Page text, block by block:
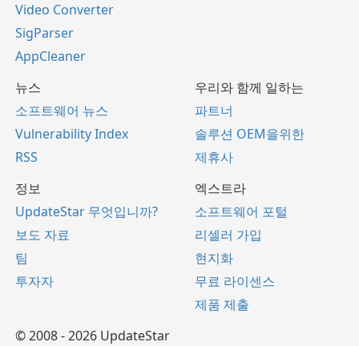
Video Converter
SigParser
AppCleaner
뉴스
소프트웨어 뉴스
Vulnerability Index
RSS
우리와 함께 일하는
파트너
솔루션 OEM을위한
제휴사
정보
UpdateStar 무엇입니까?
보도 자료
팀
투자자
엑스트라
소프트웨어 포털
리셀러 가입
현지화
무료 라이센스
제품 제출
© 2008 - 2026 UpdateStar